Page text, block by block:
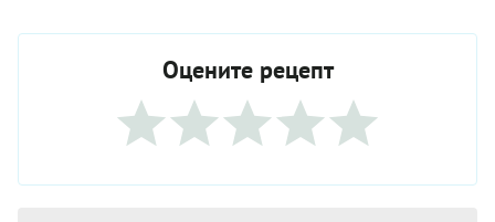
Оцените рецепт